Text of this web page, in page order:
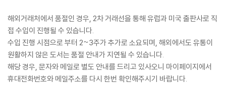
해외거래처에서 품절인 경우, 2차 거래선을 통해 유럽과 미국 출판사로 직
접 수입이 진행될 수 있습니다.
수입 진행 시점으로 부터 2~3주가 추가로 소요되며, 해외에서도 유통이
원활하지 않은 도서는 품절 안내가 지연될 수 있습니다.
해당 경우, 문자와 메일로 별도 안내를 드리고 있사오니 마이페이지에서
휴대전화번호와 메일주소를 다시 한번 확인해주시기 바랍니다.